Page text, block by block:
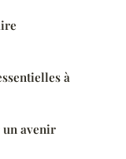
à
un avenir